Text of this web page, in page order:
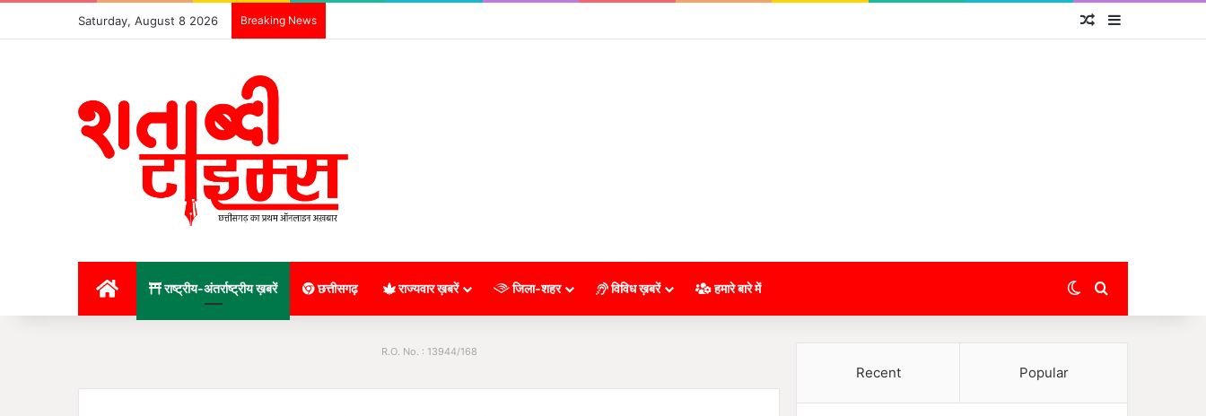
Saturday, August 8 2026 Breaking News Random Article
राष्ट्रीय-अंतर्राष्ट्रीय ख़बरें छत्तीसगढ़ राज्यवार ख़बरें जिला-शहर विविध ख़बरें हमारे बारे में Switch skin
R.O. No. : 13944/168
Recent Popular